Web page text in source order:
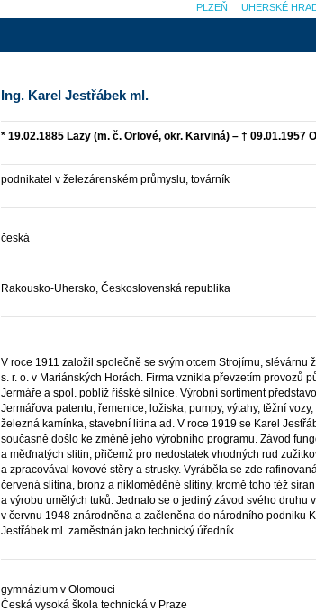
Ing. Karel Jestřábek ml.
* 19.02.1885 Lazy (m. č. Orlové, okr. Karviná) – † 09.01.1957
podnikatel v železárenském průmyslu, továrník
česká
Rakousko-Uhersko, Československá republika
V roce 1911 založil společně se svým otcem Strojírnu, slévárnu
s. r. o. v Mariánských Horách. Firma vznikla převzetím provozů
Jermáře a spol. poblíž říšské silnice. Výrobní sortiment
Jermářova patentu, řemenice, ložiska, pumpy, výtahy, těžní
železná kamínka, stavební litina ad. V roce 1919 se Karel
současně došlo ke změně jeho výrobního programu. Závod
a měďnatých slitin, přičemž pro nedostatek vhodných rud
a zpracovával kovové stěry a strusky. Vyráběla se zde
červená slitina, bronz a nikloměděné slitiny, kromě toho též
a výrobu umělých tuků. Jednalo se o jediný závod svého druhu
v červnu 1948 znárodněna a začleněna do národního podniku
Jestřábek ml. zaměstnán jako technický úředník.
gymnázium v Olomouci
Česká vysoká škola technická v Praze
UHERSKÉ
PLZEŇ